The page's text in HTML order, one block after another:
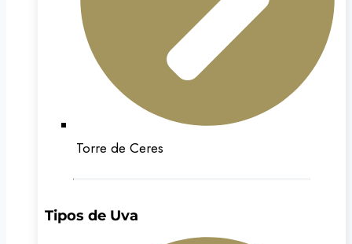
Torre de Ceres
Tipos de Uva